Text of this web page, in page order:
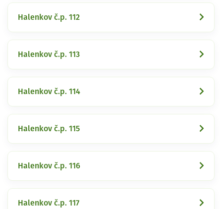
Halenkov č.p. 112
Halenkov č.p. 113
Halenkov č.p. 114
Halenkov č.p. 115
Halenkov č.p. 116
Halenkov č.p. 117